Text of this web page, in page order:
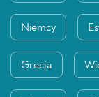
Niemcy
Grecja